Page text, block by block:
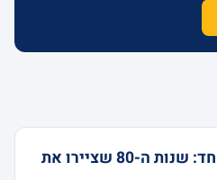
חמישה גמרים, עשור אחד: שנות ה-80 שציירו את